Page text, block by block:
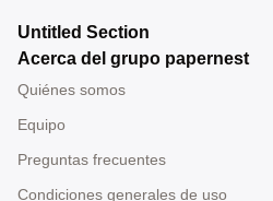
Untitled Section
Acerca del grupo papernest
Quiénes somos
Equipo
Preguntas frecuentes
Condiciones generales de uso